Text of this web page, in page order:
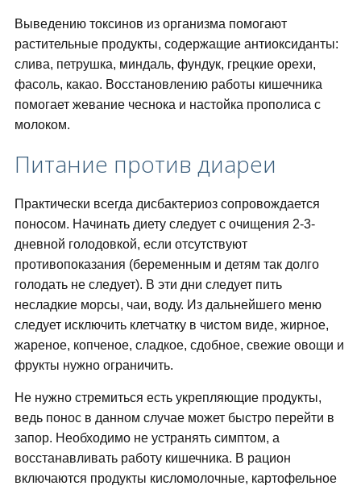
Выведению токсинов из организма помогают
растительные продукты, содержащие антиоксиданты:
слива, петрушка, миндаль, фундук, грецкие орехи,
фасоль, какао. Восстановлению работы кишечника
помогает жевание чеснока и настойка прополиса с
молоком.
Питание против диареи
Практически всегда дисбактериоз сопровождается
поносом. Начинать диету следует с очищения 2-3-
дневной голодовкой, если отсутствуют
противопоказания (беременным и детям так долго
голодать не следует). В эти дни следует пить
несладкие морсы, чаи, воду. Из дальнейшего меню
следует исключить клетчатку в чистом виде, жирное,
жареное, копченое, сладкое, сдобное, свежие овощи и
фрукты нужно ограничить.
Не нужно стремиться есть укрепляющие продукты,
ведь понос в данном случае может быстро перейти в
запор. Необходимо не устранять симптом, а
восстанавливать работу кишечника. В рацион
включаются продукты кисломолочные, картофельное